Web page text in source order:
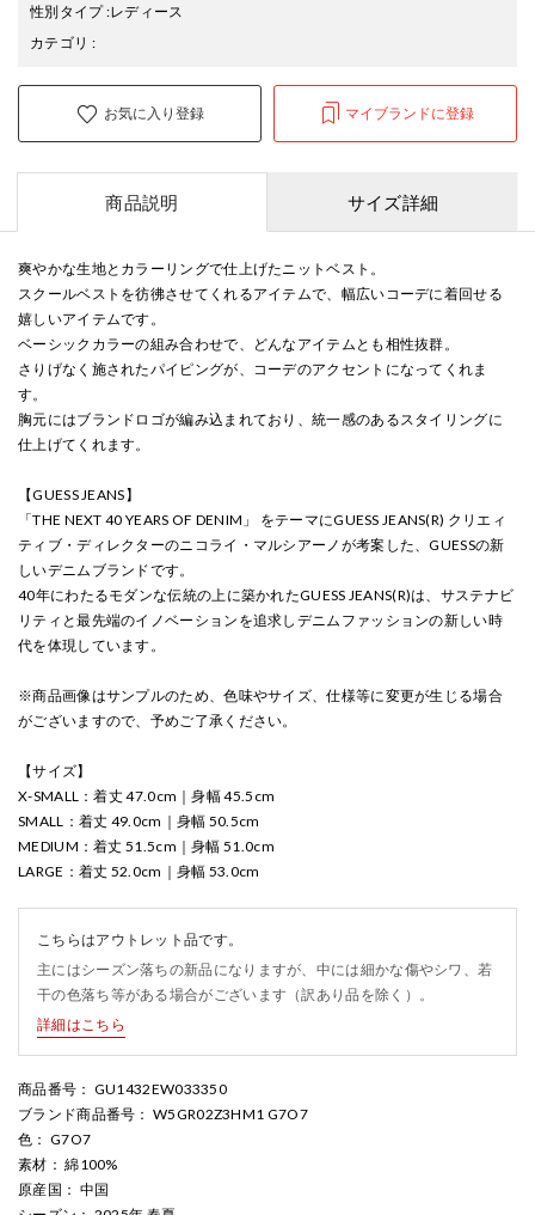
性別タイプ:レディース
カテゴリ :
お気に入り登録 マイブランドに登録
商品説明 サイズ詳細
爽やかな生地とカラーリングで仕上げたニットベスト。
スクールベストを彷彿させてくれるアイテムで、幅広いコーデに着回せる
嬉しいアイテムです。
ベーシックカラーの組み合わせで、どんなアイテムとも相性抜群。
さりげなく施されたパイピングが、コーデのアクセントになってくれま
す。
胸元にはブランドロゴが編み込まれており、統一感のあるスタイリングに
仕上げてくれます。
【GUESS JEANS】
「THE NEXT 40 YEARS OF DENIM」 をテーマにGUESS JEANS(R) クリエィ
ティブ・ディレクターのニコライ・マルシアーノが考案した、GUESSの新
しいデニムブランドです。
40年にわたるモダンな伝統の上に築かれたGUESS JEANS(R)は、サステナビ
リティと最先端のイノベーションを追求しデニムファッションの新しい時
代を体現しています。
※商品画像はサンプルのため、色味やサイズ、仕様等に変更が生じる場合
がございますので、予めご了承ください。
【サイズ】
X-SMALL：着丈 47.0cm｜身幅 45.5cm
SMALL：着丈 49.0cm｜身幅 50.5cm
MEDIUM：着丈 51.5cm｜身幅 51.0cm
LARGE：着丈 52.0cm｜身幅 53.0cm
こちらはアウトレット品です。
主にはシーズン落ちの新品になりますが、中には細かな傷やシワ、若
干の色落ち等がある場合がございます（訳あり品を除く）。
詳細はこちら
商品番号 ： GU1432EW033350
ブランド商品番号 ： W5GR02Z3HM1 G7O7
色 ： G7O7
素材 ： 綿100%
原産国 ： 中国